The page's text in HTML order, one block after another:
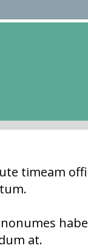
timeam
at.